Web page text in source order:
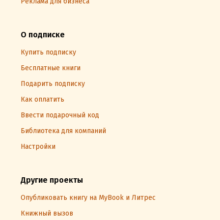
О подписке
Купить подписку
Бесплатные книги
Подарить подписку
Как оплатить
Ввести подарочный код
Библиотека для компаний
Настройки
Другие проекты
Опубликовать книгу на MyBook и Литрес
Книжный вызов